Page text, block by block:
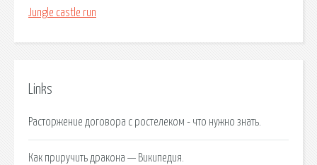
Jungle castle run
Links
Расторжение договора с ростелеком - что нужно знать.
Как приручить дракона — Википедия.